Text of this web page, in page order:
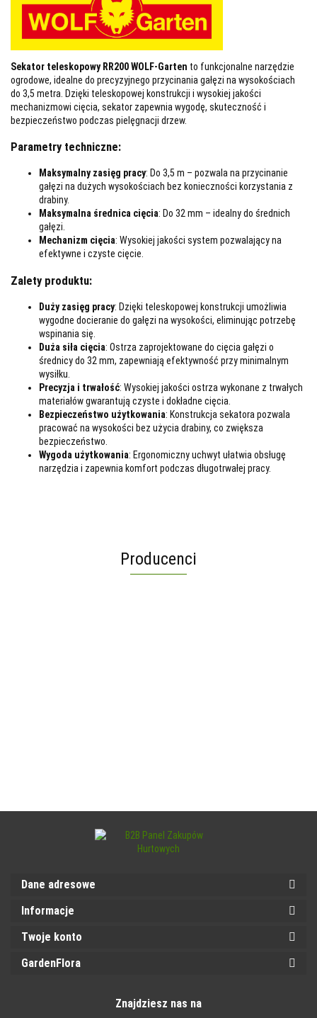
Sekator teleskopowy RR200 WOLF-Garten to funkcjonalne narzędzie
ogrodowe, idealne do precyzyjnego przycinania gałęzi na wysokościach
do 3,5 metra. Dzięki teleskopowej konstrukcji i wysokiej jakości
mechanizmowi cięcia, sekator zapewnia wygodę, skuteczność i
bezpieczeństwo podczas pielęgnacji drzew.
Parametry techniczne:
Maksymalny zasięg pracy: Do 3,5 m – pozwala na przycinanie
gałęzi na dużych wysokościach bez konieczności korzystania z
drabiny.
Maksymalna średnica cięcia: Do 32 mm – idealny do średnich
gałęzi.
Mechanizm cięcia: Wysokiej jakości system pozwalający na
efektywne i czyste cięcie.
Zalety produktu:
Duży zasięg pracy: Dzięki teleskopowej konstrukcji umożliwia
wygodne docieranie do gałęzi na wysokości, eliminując potrzebę
wspinania się.
Duża siła cięcia: Ostrza zaprojektowane do cięcia gałęzi o
średnicy do 32 mm, zapewniają efektywność przy minimalnym
wysiłku.
Precyzja i trwałość: Wysokiej jakości ostrza wykonane z trwałych
materiałów gwarantują czyste i dokładne cięcia.
Bezpieczeństwo użytkowania: Konstrukcja sekatora pozwala
pracować na wysokości bez użycia drabiny, co zwiększa
bezpieczeństwo.
Wygoda użytkowania: Ergonomiczny uchwyt ułatwia obsługę
narzędzia i zapewnia komfort podczas długotrwałej pracy.
Producenci
Dane adresowe
Informacje
Twoje konto
GardenFlora
Znajdziesz nas na